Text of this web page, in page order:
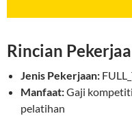
Rincian
Jenis Pekerjaan:
Manfaat:Gaji
pelatihan